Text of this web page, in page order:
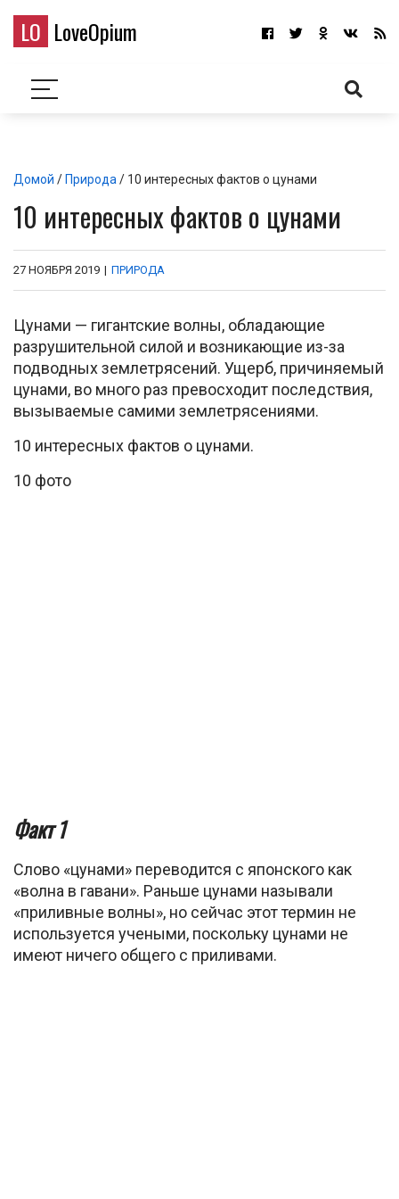
LO LoveOpium
Домой / Природа / 10 интересных фактов о цунами
10 интересных фактов о цунами
27 НОЯБРЯ 2019 | ПРИРОДА
Цунами — гигантские волны, обладающие
разрушительной силой и возникающие из-за
подводных землетрясений. Ущерб, причиняемый
цунами, во много раз превосходит последствия,
вызываемые самими землетрясениями.
10 интересных фактов о цунами.
10 фото
Факт 1
Слово «цунами» переводится с японского как
«волна в гавани». Раньше цунами называли
«приливные волны», но сейчас этот термин не
используется учеными, поскольку цунами не
имеют ничего общего с приливами.